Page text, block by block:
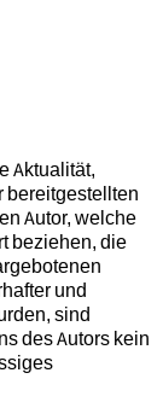
Aktualität,
bereitgestellten
Autor, welche
beziehen, die
und
sind
des Autors kein